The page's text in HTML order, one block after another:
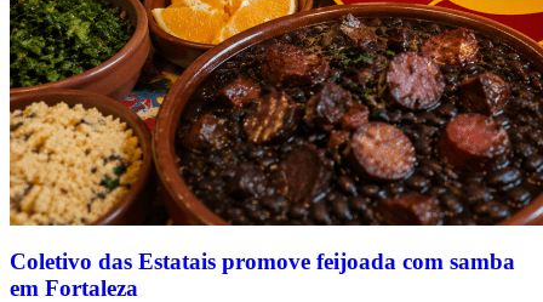
Coletivo das Estatais promove feijoada com samba
em Fortaleza